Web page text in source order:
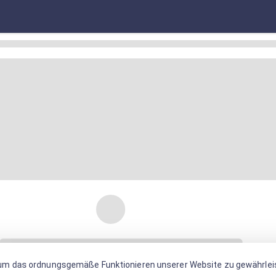
das ordnungsgemäße Funktionieren unserer Website zu